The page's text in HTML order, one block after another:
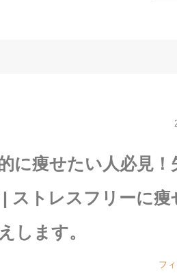
に痩せたい人必見
| ストレスフリーに
します。
フ